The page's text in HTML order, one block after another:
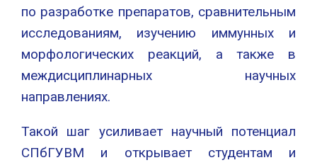
по разработке препаратов, сравнительным
исследованиям, изучению иммунных и
морфологических реакций, а также в
междисциплинарных научных
направлениях.
Такой шаг усиливает научный потенциал
СПбГУВМ и открывает студентам и